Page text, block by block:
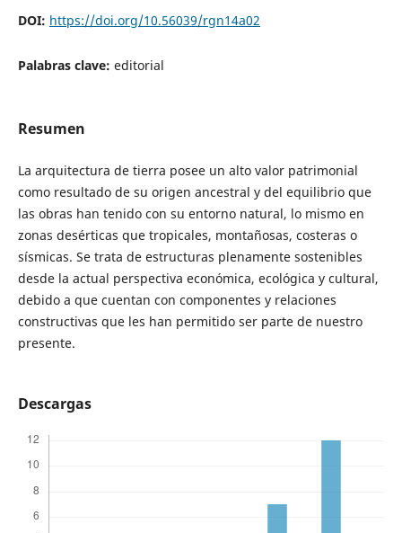
DOI: https://doi.org/10.56039/rgn14a02
Palabras clave: editorial
Resumen
La arquitectura de tierra posee un alto valor patrimonial
como resultado de su origen ancestral y del equilibrio que
las obras han tenido con su entorno natural, lo mismo en
zonas desérticas que tropicales, montañosas, costeras o
sísmicas. Se trata de estructuras plenamente sostenibles
desde la actual perspectiva económica, ecológica y cultural,
debido a que cuentan con componentes y relaciones
constructivas que les han permitido ser parte de nuestro
presente.
Descargas